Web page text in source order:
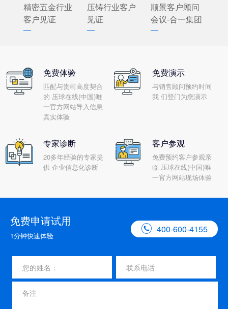
精密五金行业
客户见证
压铸行业客户
见证
顺景客户顾问
会议-合一集团
免费体验
匹配与贵司高度契合
的 压球在线(中国)唯
一官方网站导入信息
真实体验
免费演示
与销售顾问预约时间
我 们登门为您演示
专家诊断
20多年经验的专家提
供 企业信息化诊断
客户参观
免费预约客户参观亲
临 压球在线(中国)唯
一官方网站现场体验
免费申请试用
1分钟快速体验
 400-600-4155